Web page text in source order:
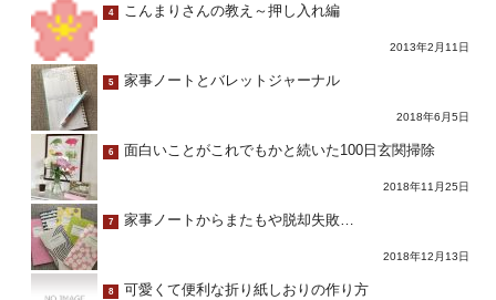
4 こんまりさんの教え～押し入れ編
2013年2月11日
5 家事ノートとバレットジャーナル
2018年6月5日
6 面白いことがこれでもかと続いた100日玄関掃除
2018年11月25日
7 家事ノートからまたもや脱却失敗…
2018年12月13日
8 可愛くて便利な折り紙しおりの作り方